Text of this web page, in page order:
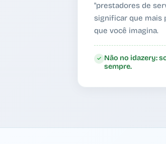
"prestadores de
significar que mais
que você imagina.
✓ Não no idazery:
sempre.